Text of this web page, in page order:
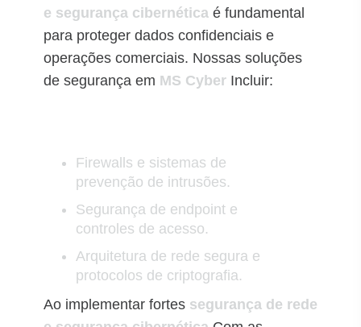
e segurança cibernética é fundamental
para proteger dados confidenciais e
operações comerciais. Nossas soluções
de segurança em MS Cyber Incluir:
Firewalls e sistemas de
prevenção de intrusões.
Segurança de endpoint e
controles de acesso.
Arquitetura de rede segura e
protocolos de criptografia.
Ao implementar fortes segurança de rede